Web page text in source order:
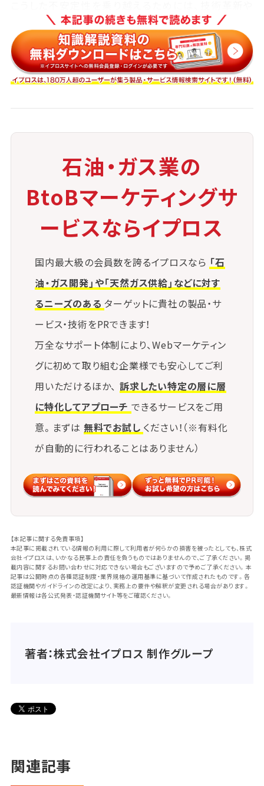
資源回収率の向上、サプライチェーン全体の最適化が
不可欠です。
◉ 環境影響に対する評価・監視体制の強
◉ 開発プロセスの効率化と回収技術の高
度化
◉ 地域社会との信頼構築と合意形成の推
な活用が現実のものとなっていきます。
石油・ガス業の
BtoBマーケティングサ
ービスならイプロス
国内最大級の会員数を誇るイプロスなら 「石
油・ガス開発」や「天然ガス供給」などに対す
るニーズのあるターゲットに貴社の製品・サ
ービス・技術をPRできます！
万全なサポート体制により、Webマーケティン
グに初めて取り組む企業様でも安心してご利
用いただけるほか、 訴求したい特定の層に層
に特化してアプローチ できるサービスをご用
意。まずは 無料でお試し ください！（※有料化
が自動的に行われることはありません）
【本記事に関する免責事項】
本記事に掲載されている情報の利用に際して利用者が何らかの損害を被ったとしても、株式
会社イプロスは、いかなる民事上の責任を負うものではありませんので、ご了承ください。掲
載内容に関するお問い合わせに対応できない場合もございますので予めご了承ください。本
記事は公開時点の各種認証制度・業界規格の運用基準に基づいて作成されたものです。各
認証機関やガイドラインの改定により、実務上の要件や解釈が変更される場合があります。
最新情報は各公式発表・認証機関サイト等をご確認ください。
著者：株式会社イプロス 制作グループ
関連記事